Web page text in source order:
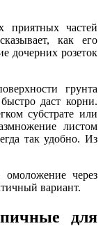
приятных частей
как его
дочерних розеток
грунта
даст корни.
субстрате или
листом
так удобно. Из
омоложение через
вариант.
для